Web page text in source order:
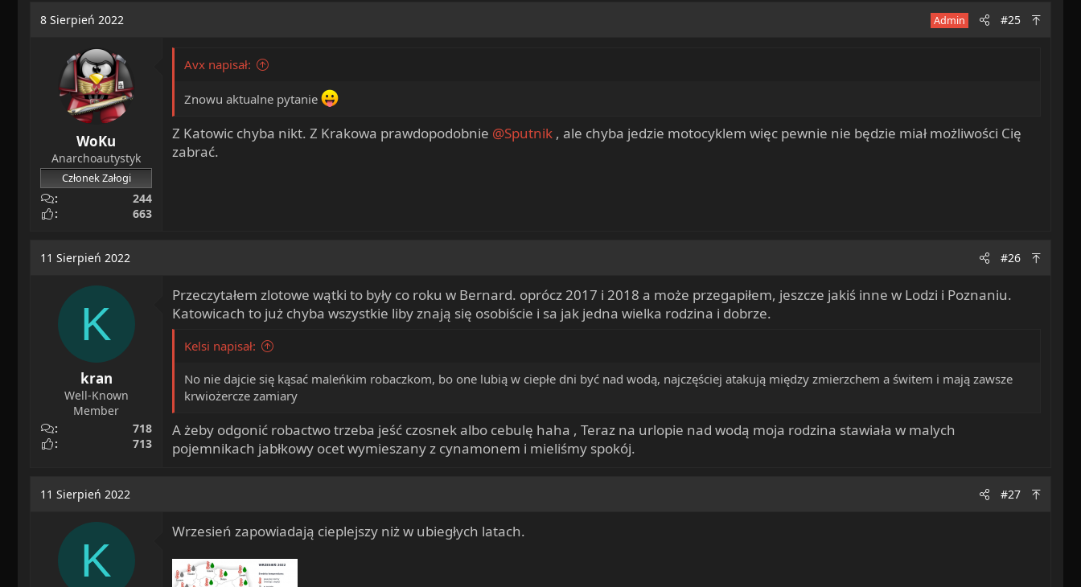
n
:
8 Sierpień 2022 Admin #25
WoKu
Anarchoautystyk
Członek Załogi
244
663
Avx napisał:
Znowu aktualne pytanie
Z Katowic chyba nikt. Z Krakowa prawdopodobnie @Sputnik , ale chyba jedzie motocyklem więc pewnie nie będzie miał możliwości Cię
zabrać.
11 Sierpień 2022 #26
K
kran
Well-Known
Member
718
713
Przeczytałem zlotowe wątki to były co roku w Bernard. oprócz 2017 i 2018 a może przegapiłem, jeszcze jakiś inne w Lodzi i Poznaniu.
Katowicach to już chyba wszystkie liby znają się osobiście i sa jak jedna wielka rodzina i dobrze.
Kelsi napisał:
No nie dajcie się kąsać maleńkim robaczkom, bo one lubią w ciepłe dni być nad wodą, najczęściej atakują między zmierzchem a świtem i mają zawsze
krwiożercze zamiary
A żeby odgonić robactwo trzeba jeść czosnek albo cebulę haha , Teraz na urlopie nad wodą moja rodzina stawiała w malych
pojemnikach jabłkowy ocet wymieszany z cynamonem i mieliśmy spokój.
11 Sierpień 2022 #27
K
Wrzesień zapowiadają cieplejszy niż w ubiegłych latach.